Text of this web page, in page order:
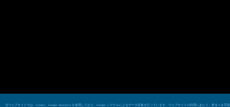
当ウェブサイトでは、Cookie、Google Analytics を使用しており、Google シグナルによるデータ収集を行っています。ウェブサイトの利用にあたり、然るべき